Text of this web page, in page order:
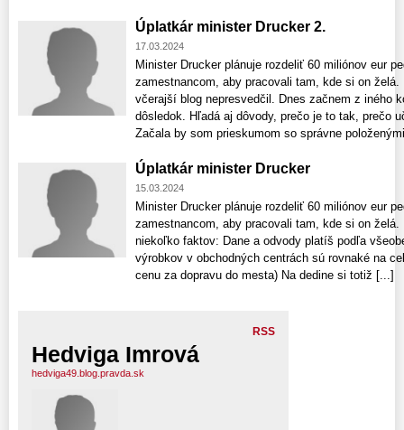
Úplatkár minister Drucker 2.
17.03.2024
Minister Drucker plánuje rozdeliť 60 miliónov eur
zamestnancom, aby pracovali tam, kde si on
včerajší blog nepresvedčil. Dnes začnem z iného
dôsledok. Hľadá aj dôvody, prečo je to tak, prečo
Začala by som prieskumom so správne
Úplatkár minister Drucker
15.03.2024
Minister Drucker plánuje rozdeliť 60 miliónov eur
zamestnancom, aby pracovali tam, kde si on
niekoľko faktov: Dane a odvody platíš podľa
výrobkov v obchodných centrách sú rovnaké na
cenu za dopravu do mesta) Na dedine si totiž [...]
RSS
Hedviga Imrová
hedviga49.blog.pravda.sk